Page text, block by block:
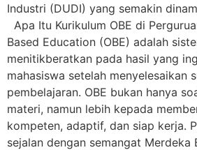
Industri (DUDI) yang semakin
Apa Itu Kurikulum OBE di
Based Education (OBE) adalah
menitikberatkan pada hasil yang
mahasiswa setelah menyelesaikan
pembelajaran. OBE bukan hanya
materi, namun lebih kepada
kompeten, adaptif, dan siap kerja.
sejalan dengan semangat Merdeka